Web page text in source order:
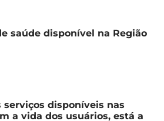
saúde disponível na Região
serviços disponíveis nas
a vida dos usuários, está a